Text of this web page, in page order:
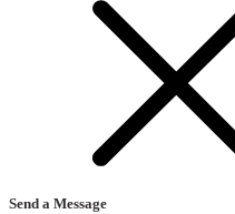
Send a Message